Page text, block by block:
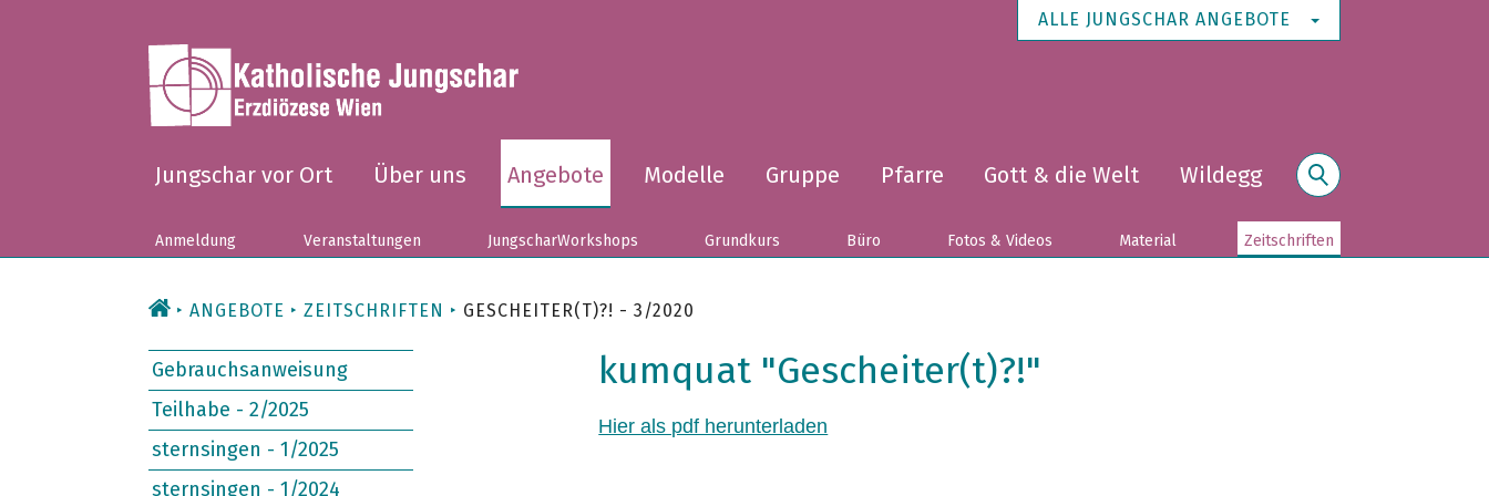
ALLE JUNGSCHAR ANGEBOTE
Jungschar vor Ort Über uns Angebote Modelle Gruppe Pfarre Gott & die Welt Wildegg
Anmeldung Veranstaltungen JungscharWorkshops Grundkurs Büro Fotos & Videos Material Zeitschriften
ANGEBOTE ZEITSCHRIFTEN GESCHEITER(T)?! - 3/2020
Gebrauchsanweisung
Teilhabe - 2/2025
sternsingen - 1/2025
sternsingen - 1/2024
kumquat "Gescheiter(t)?!"
Hier als pdf herunterladen